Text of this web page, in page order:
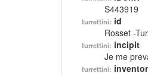
S443919
turrettini: id
Rosset -
turrettini: incipit
Je me
turrettini: